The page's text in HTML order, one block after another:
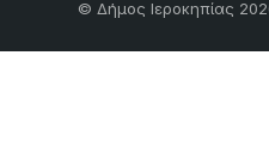
© Δήμος Ιεροκηπίας